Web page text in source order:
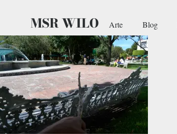
MSR WILO Arte Blog